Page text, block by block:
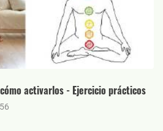
activarlos - Ejercicio prácticos